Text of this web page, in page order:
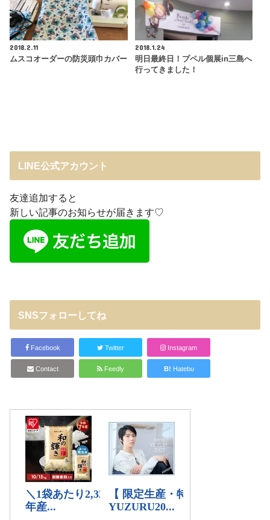
2018.2.11
ムスコオーダーの防災頭巾カバー
2018.1.24
明日最終日！プペル個展in三島へ
行ってきました！
LINE公式アカウント
友達追加すると
新しい記事のお知らせが届きます♡
SNSフォローしてね
Facebook Twitter Instagram
Contact Feedly B! Hatebu